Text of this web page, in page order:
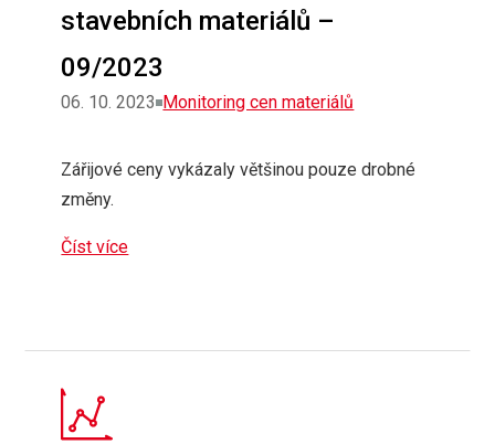
stavebních materiálů –
09/2023
06. 10. 2023 Rubriky
Monitoring cen materiálů
Zářijové ceny vykázaly většinou pouze drobné
změny.
Číst více